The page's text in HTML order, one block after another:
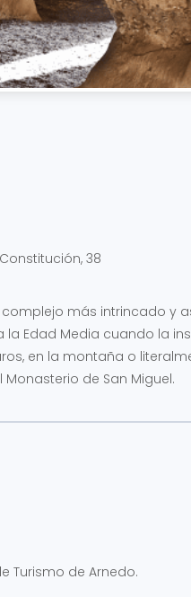
38
más intrincado y
la Edad Media cuando la
en la montaña o
de San Miguel.
Turismo de Arnedo.